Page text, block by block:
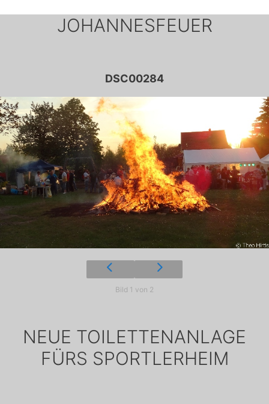
JOHANNESFEUER
DSC00284
Bild 1 von 2
NEUE TOILETTENANLAGE
FÜRS SPORTLERHEIM